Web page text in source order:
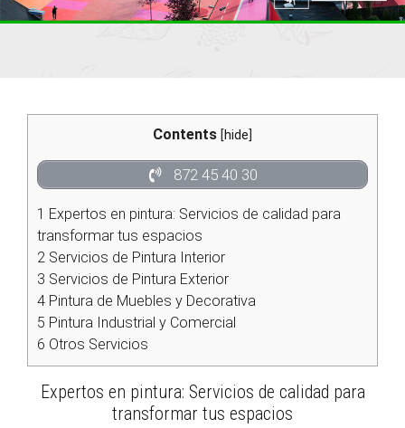
Contents [hide
872 45 40 30
1 Expertos en pintura: Servicios de calidad para
transformar tus espacios
2 Servicios de Pintura Interior
3 Servicios de Pintura Exterior
4 Pintura de Muebles y Decorativa
5 Pintura Industrial y Comercial
6 Otros Servicios
Expertos en pintura: Servicios de calidad para
transformar tus espacios